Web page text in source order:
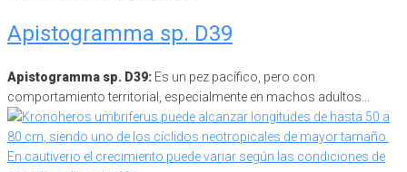
Apistogramma sp. D39
Apistogramma sp. D39: Es un pez pacífico, pero con
comportamiento territorial, especialmente en machos adultos…